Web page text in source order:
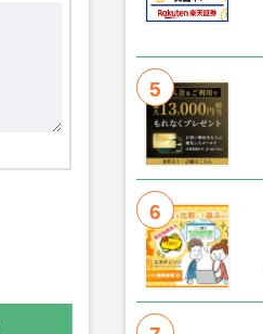
5
6